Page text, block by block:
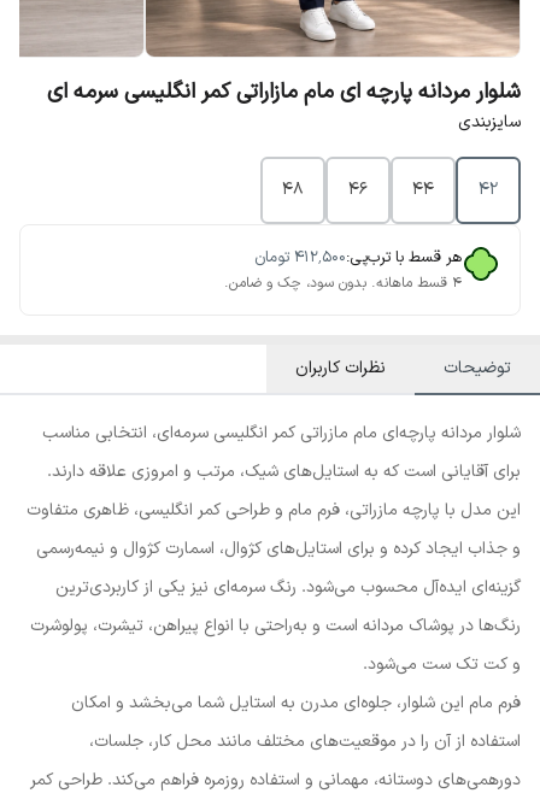
شلوار مردانه پارچه ای مام مازاراتی کمر انگلیسی سرمه ای
سایزبندی
42
44
46
48
هر قسط با ترب‌پی:۴۱۲٬۵۰۰ تومان
۴ قسط ماهانه. بدون سود، چک و ضامن.
توضیحات نظرات کاربران
شلوار مردانه پارچه‌ای مام مازراتی کمر انگلیسی سرمه‌ای، انتخابی مناسب
برای آقایانی است که به استایل‌های شیک، مرتب و امروزی علاقه دارند.
این مدل با پارچه مازراتی، فرم مام و طراحی کمر انگلیسی، ظاهری متفاوت
و جذاب ایجاد کرده و برای استایل‌های کژوال، اسمارت کژوال و نیمه‌رسمی
گزینه‌ای ایده‌آل محسوب می‌شود. رنگ سرمه‌ای نیز یکی از کاربردی‌ترین
رنگ‌ها در پوشاک مردانه است و به‌راحتی با انواع پیراهن، تیشرت، پولوشرت
و کت تک ست می‌شود.
فرم مام این شلوار، جلوه‌ای مدرن به استایل شما می‌بخشد و امکان
استفاده از آن را در موقعیت‌های مختلف مانند محل کار، جلسات،
دورهمی‌های دوستانه، مهمانی و استفاده روزمره فراهم می‌کند. طراحی کمر